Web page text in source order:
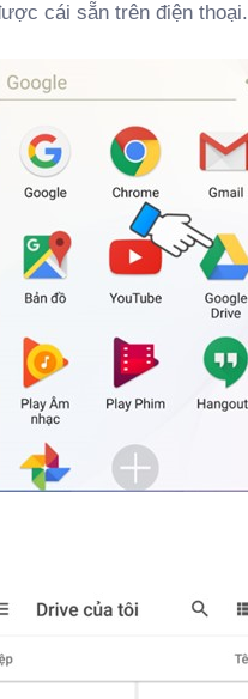
cái sẵn trên điện thoại.